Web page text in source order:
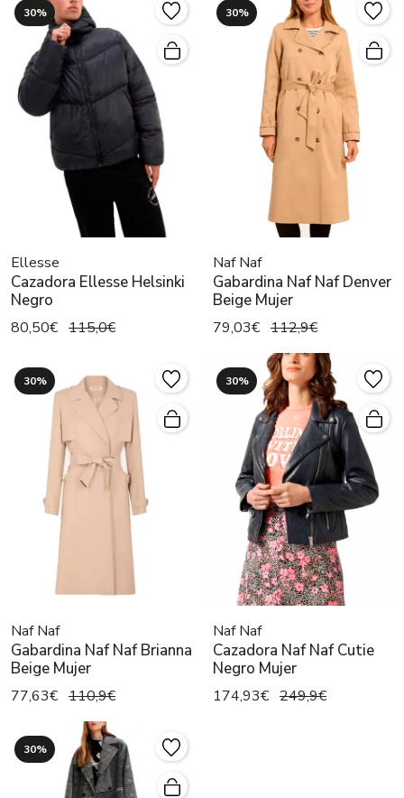
30%
Ellesse
Cazadora Ellesse Helsinki
Negro
80,50€ 115,0€
30%
Naf Naf
Gabardina Naf Naf Denver
Beige Mujer
79,03€ 112,9€
30%
Naf Naf
Gabardina Naf Naf Brianna
Beige Mujer
77,63€ 110,9€
30%
Naf Naf
Cazadora Naf Naf Cutie
Negro Mujer
174,93€ 249,9€
30%